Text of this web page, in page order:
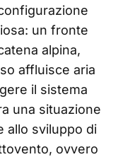
un fronte
alpina,
affluisce aria
il sistema
una situazione
allo sviluppo di
ovvero